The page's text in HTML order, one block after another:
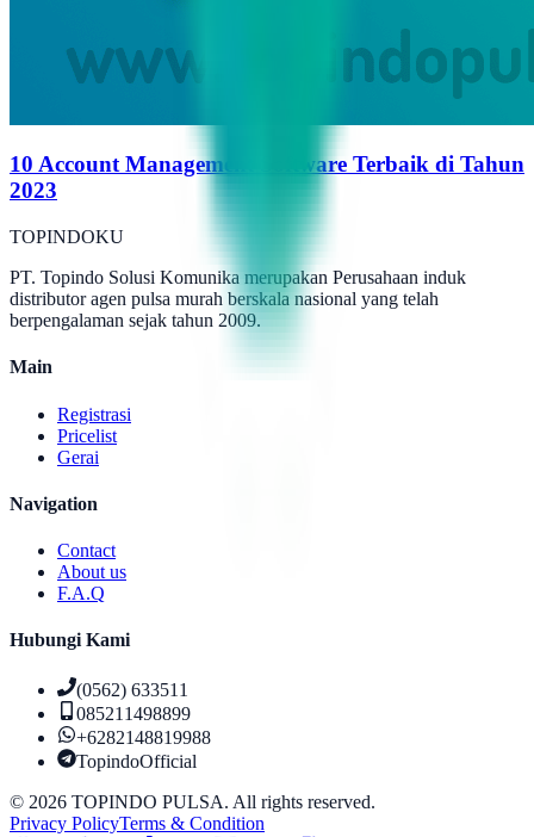
10 Account Management Software Terbaik di Tahun
2023
TOPINDOKU
PT. Topindo Solusi Komunika merupakan Perusahaan induk
distributor agen pulsa murah berskala nasional yang telah
berpengalaman sejak tahun 2009.
Main
Registrasi
Pricelist
Gerai
Navigation
Contact
About us
F.A.Q
Hubungi Kami
(0562) 633511
085211498899
+6282148819988
TopindoOfficial
© 2026 TOPINDO PULSA. All rights reserved.
Privacy PolicyTerms & Condition